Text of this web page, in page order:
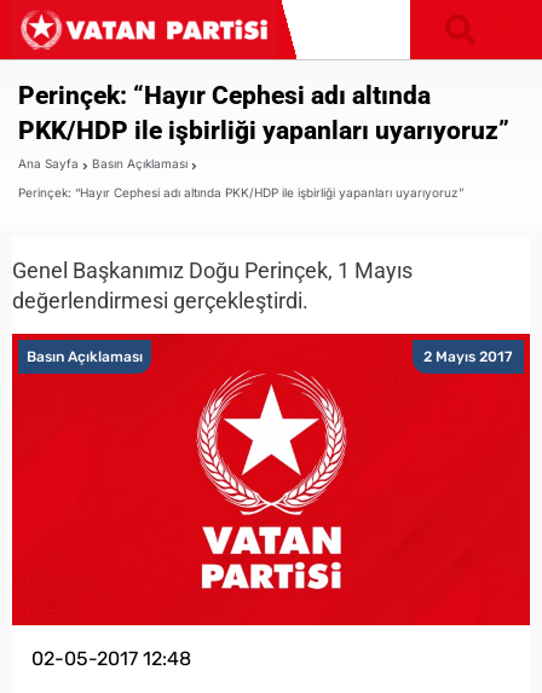
Perinçek: “Hayır Cephesi adı altında
PKK/HDP ile işbirliği yapanları uyarıyoruz”
Ana Sayfa
Basın Açıklaması
Perinçek: “Hayır Cephesi adı altında PKK/HDP ile işbirliği yapanları uyarıyoruz”
Genel Başkanımız Doğu Perinçek, 1 Mayıs
değerlendirmesi gerçekleştirdi.
2 Mayıs 2017
Basın Açıklaması
02-05-2017 12:48